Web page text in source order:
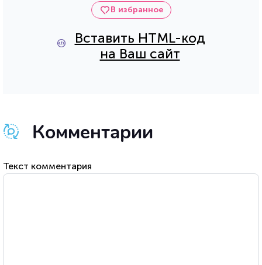
В избранное
Вставить HTML-код
на Ваш сайт
Комментарии
Текст комментария